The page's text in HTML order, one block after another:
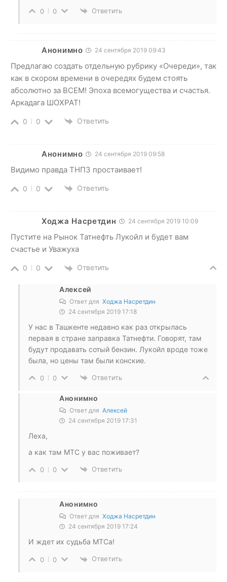
0 0 Ответить
Анонимно 24 сентября 2019 09:43
Предлагаю создать отдельную рубрику «Очереди», так
как в скором времени в очередях будем стоять
абсолютно за ВСЕМ! Эпоха всемогущества и счастья.
Аркадага ШОХРАТ!
0 0 Ответить
Анонимно 24 сентября 2019 09:58
Видимо правда ТНПЗ простаивает!
0 0 Ответить
Ходжа Насретдин 24 сентября 2019 10:09
Пустите на Рынок Татнефть Лукойл и будет вам
счастье и Уважуха
0 0 Ответить
Алексей
Ответ для Ходжа Насретдин
24 сентября 2019 17:18
У нас в Ташкенте недавно как раз открылась
первая в стране заправка Татнефти. Говорят, там
будут продавать сотый бензин. Лукойл вроде тоже
была, но цены там были конские.
0 0 Ответить
Анонимно
Ответ для Алексей
24 сентября 2019 17:31
Леха,
а как там МТС у вас поживает?
0 0 Ответить
Анонимно
Ответ для Ходжа Насретдин
24 сентября 2019 17:24
И ждет их судьба МТСа!
0 0 Ответить